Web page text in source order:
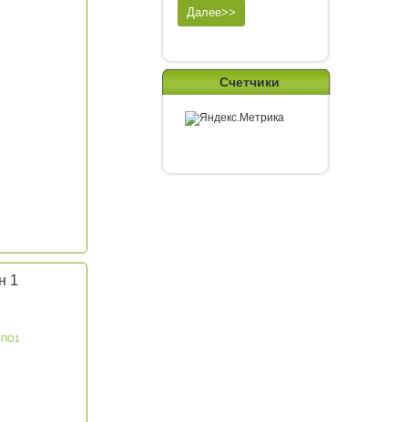
Счетчики
1
ПО1